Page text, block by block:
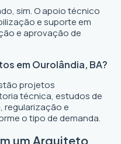
sim. O apoio técnico
e suporte em
e aprovação de
em Ourolândia, BA?
projetos
técnica, estudos de
regularização e
o tipo de demanda.
um Arquiteto